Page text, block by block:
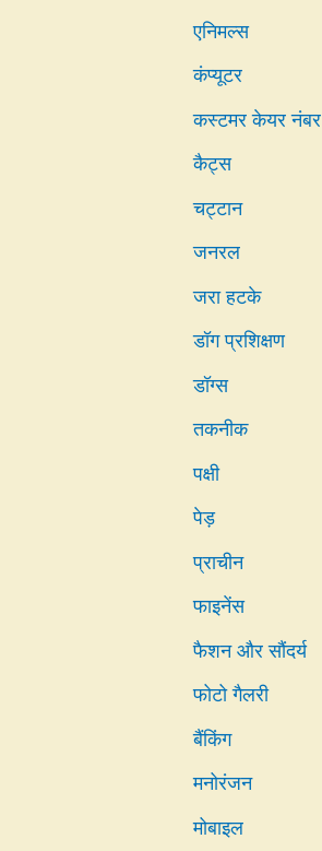
एनिमल्स
कंप्यूटर
कस्टमर केयर नंबर
कैट्स
चट्टान
जनरल
जरा हटके
डॉग प्रशिक्षण
डॉग्स
तकनीक
पक्षी
पेड़
प्राचीन
फाइनेंस
फैशन और सौंदर्य
फोटो गैलरी
बैंकिंग
मनोरंजन
मोबाइल